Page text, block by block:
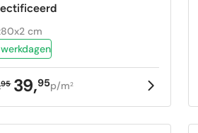
cm
95 39,95p/m2